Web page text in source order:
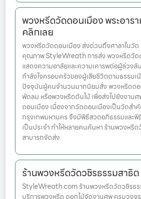
พวงหรีดวัดดอนเมือง พระอาร
คลิกเลย
พวงหรีดวัดดอนเมือง ส่งด่วนถึงศาลาในวัด
คุณภาพ StyleWreath การส่ง พวงหรีดวัด
แสดงความอาลัยและความเคารพต่อผู้ล่วงลั
กำลังใจครอบครัวของผู้เสียชีวิตตามธรรม
ปัจจุบันผู้คนจำนวนมากนิยมสั่ง พวงหรีดด
พัดลม หรือพวงหรีดต้นไม้ เพื่อส่งไปยังงาน
ดอนเมือง เนื่องจากวัดดอนเมืองเป็นวัดสำ
กรุงเทพมหานคร จึงมีพิธีสวดอภิธรรมและ
เป็นประจำ ทำให้หลายคนค้นหา ร้านพวงหรี
สามารถจัดส่ง
ร้านพวงหรีดวัดวชิรธรรมสาธิต
StyleWreath.com ร้านพวงหรีดวัดวชิรธร
บริการพวงหรีด ดอกไม้จัดงานศพ ครบวงจ